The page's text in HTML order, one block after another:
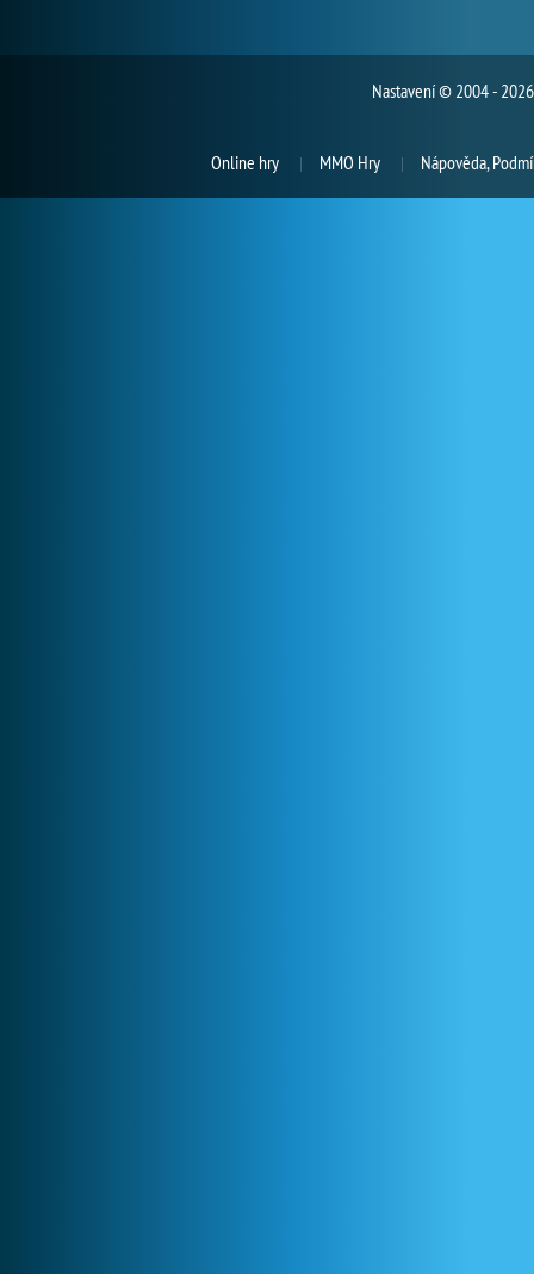
Nastavení© 2004 - 2026
Online hry MMO Hry Nápověda,